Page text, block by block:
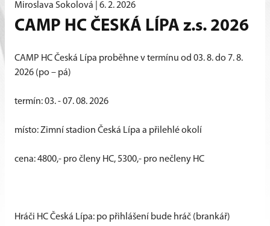
Miroslava Sokolová | 6. 2. 2026
CAMP HC ČESKÁ LÍPA z.s. 2026
CAMP HC Česká Lípa proběhne v termínu od 03. 8. do 7. 8.
2026 (po – pá)
termín: 03. - 07. 08. 2026
místo: Zimní stadion Česká Lípa a přilehlé okolí
cena: 4800,- pro členy HC, 5300,- pro nečleny HC
Hráči HC Česká Lípa: po přihlášení bude hráč (brankář)